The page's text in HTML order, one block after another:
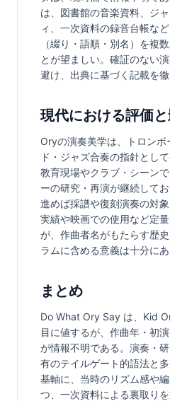
は、図書館の音楽資料、ジ
ィ、一次資料の録音台帳な
（綴り・語順・別名）を複
とが望ましい。確証のない
避け、出典に基づく記載を徹
現代における評価
Oryの演奏美学は、トロンボ
ド・ジャズ合奏の指針とし
教育現場やクラブ・シーン
ーの研究・再演が継続して
進めば採譜や復刻演奏の対
実績や映画での使用など定
が、作曲者名がもたらす歴
ラムに含める意義は十分にあ
まとめ
Do What Ory Say は、Kid
目に値するが、作曲年・初
が情報不明である。演奏・
有のテイルゲート的語法と
基軸に、当時のリズム感や
つ、一次資料による裏取り